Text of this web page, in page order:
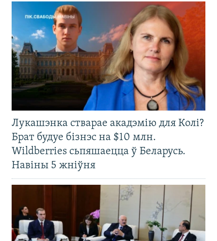
Лукашэнка стварае акадэмію для Колі?
Брат будуе бізнэс на $10 млн.
Wildberries сьпяшаецца ў Беларусь.
Навіны 5 жніўня